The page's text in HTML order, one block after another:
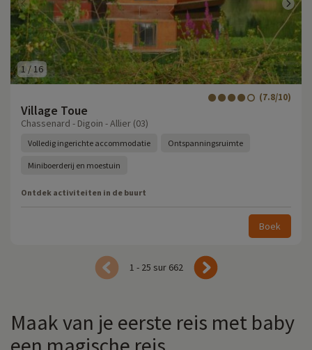
1 /16
Village Toue
(7.8/10)
Chassenard - Digoin - Allier (03)
Volledig ingerichte accommodatie Ontspanningsruimte
Miniboerderij en moestuin
Ontdek activiteiten in de buurt
Boek
1 - 25 sur 662
Maak van je eerste reis met baby